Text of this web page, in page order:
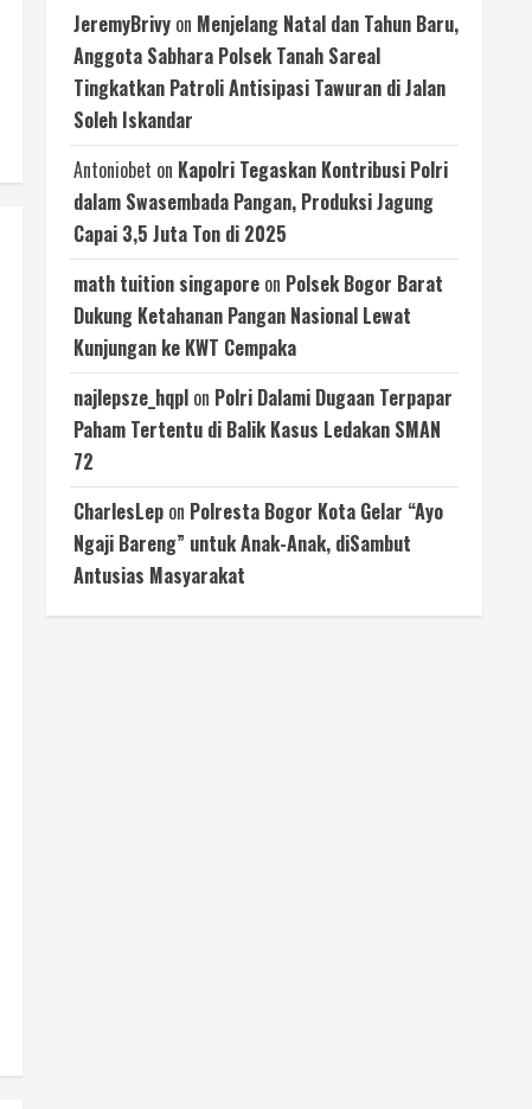
JeremyBrivy on Menjelang Natal dan Tahun Baru,
Anggota Sabhara Polsek Tanah Sareal
Tingkatkan Patroli Antisipasi Tawuran di Jalan
Soleh Iskandar
Antoniobet on Kapolri Tegaskan Kontribusi Polri
dalam Swasembada Pangan, Produksi Jagung
Capai 3,5 Juta Ton di 2025
math tuition singapore on Polsek Bogor Barat
Dukung Ketahanan Pangan Nasional Lewat
Kunjungan ke KWT Cempaka
najlepsze_hqpl on Polri Dalami Dugaan Terpapar
Paham Tertentu di Balik Kasus Ledakan SMAN
72
CharlesLep on Polresta Bogor Kota Gelar “Ayo
Ngaji Bareng” untuk Anak-Anak, diSambut
Antusias Masyarakat